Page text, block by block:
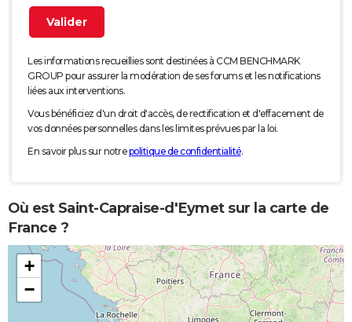
Les informations recueillies sont destinées à CCM BENCHMARK
GROUP pour assurer la modération de ses forums et les notifications
liées aux interventions.
Vous bénéficiez d'un droit d'accès, de rectification et d'effacement de
vos données personnelles dans les limites prévues par la loi.
En savoir plus sur notrepolitique de confidentialité.
Où est Saint-Capraise-d'Eymet sur la carte de
France ?
+
−